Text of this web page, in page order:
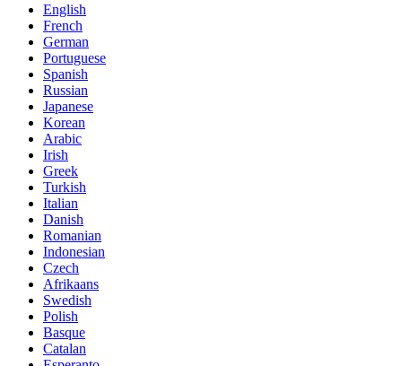
English
French
German
Portuguese
Spanish
Russian
Japanese
Korean
Arabic
Irish
Greek
Turkish
Italian
Danish
Romanian
Indonesian
Czech
Afrikaans
Swedish
Polish
Basque
Catalan